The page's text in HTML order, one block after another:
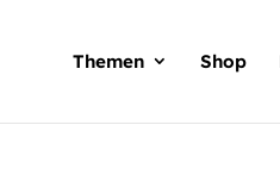
Themen Shop